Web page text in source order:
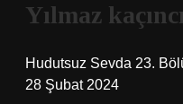
Yılmaz
Hudutsuz Sevda 23.
28 Şubat 2024